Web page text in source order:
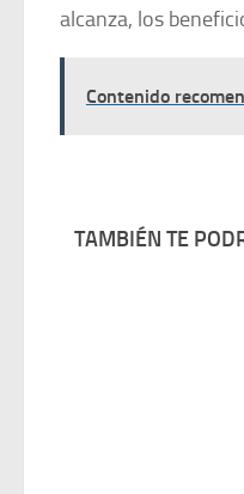
alcanza, los
Contenido
TAMBIÉN TE